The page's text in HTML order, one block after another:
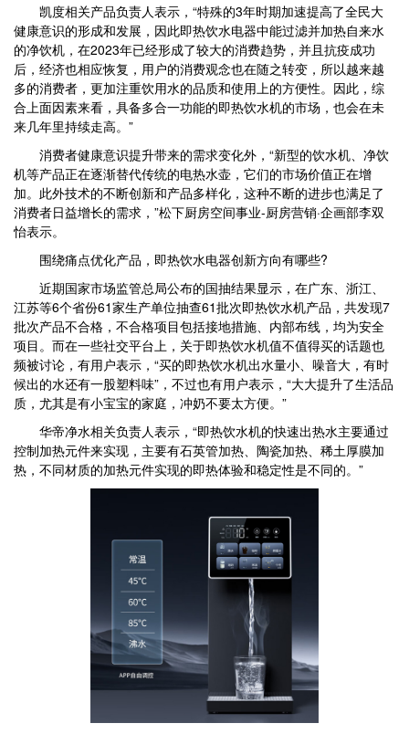
凯度相关产品负责人表示，“特殊的3年时期加速提高了全民大
健康意识的形成和发展，因此即热饮水电器中能过滤并加热自来水
的净饮机，在2023年已经形成了较大的消费趋势，并且抗疫成功
后，经济也相应恢复，用户的消费观念也在随之转变，所以越来越
多的消费者，更加注重饮用水的品质和使用上的方便性。因此，综
合上面因素来看，具备多合一功能的即热饮水机的市场，也会在未
来几年里持续走高。”
消费者健康意识提升带来的需求变化外，“新型的饮水机、净饮
机等产品正在逐渐替代传统的电热水壶，它们的市场价值正在增
加。此外技术的不断创新和产品多样化，这种不断的进步也满足了
消费者日益增长的需求，”松下厨房空间事业-厨房营销·企画部李双
怡表示。
围绕痛点优化产品，即热饮水电器创新方向有哪些?
近期国家市场监管总局公布的国抽结果显示，在广东、浙江、
江苏等6个省份61家生产单位抽查61批次即热饮水机产品，共发现7
批次产品不合格，不合格项目包括接地措施、内部布线，均为安全
项目。而在一些社交平台上，关于即热饮水机值不值得买的话题也
频被讨论，有用户表示，“买的即热饮水机出水量小、噪音大，有时
候出的水还有一股塑料味”，不过也有用户表示，“大大提升了生活品
质，尤其是有小宝宝的家庭，冲奶不要太方便。”
华帝净水相关负责人表示，“即热饮水机的快速出热水主要通过
控制加热元件来实现，主要有石英管加热、陶瓷加热、稀土厚膜加
热，不同材质的加热元件实现的即热体验和稳定性是不同的。”